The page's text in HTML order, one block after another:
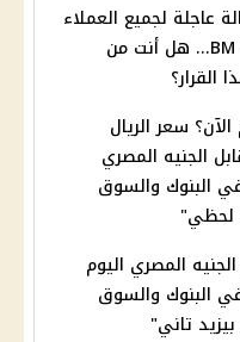
عاجلة لجميع العملاء
عبر تطبيق BM Online... هل أنت من
القرار؟
سعر الريال
الجنيه المصري
5-2-2025 في البنوك والسوق
لحظي"
المصري اليوم
5-2-2025 في البنوك والسوق
تاني"